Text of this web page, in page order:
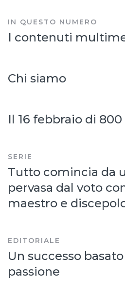
IN QUESTO NUMERO
I contenuti
Chi siamo
Il 16 febbraio di
SERIE
Tutto comincia da
pervasa dal voto
maestro e
EDITORIALE
Un successo
passione